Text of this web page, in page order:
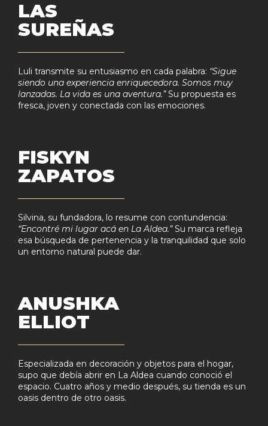
LAS
SUREÑAS
Luli transmite su entusiasmo en cada palabra: “Sigue
siendo una experiencia enriquecedora. Somos muy
lanzadas. La vida es una aventura.”Su propuesta es
fresca, joven y conectada con las emociones.
FISKYN
ZAPATOS
Silvina, su fundadora, lo resume con contundencia:
“Encontré mi lugar acá en La Aldea.”Su marca refleja
esa búsqueda de pertenencia y la tranquilidad que solo
un entorno natural puede dar.
ANUSHKA
ELLIOT
Especializada en decoración y objetos para el hogar,
supo que debía abrir en La Aldea cuando conoció el
espacio. Cuatro años y medio después, su tienda es un
oasis dentro de otro oasis.